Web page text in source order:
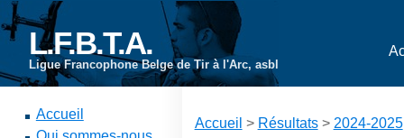
L.F.B.T.A.
Ligue Francophone Belge de Tir à l'Arc, asbl
Accueil
Accueil > Résultats> 2024-2025